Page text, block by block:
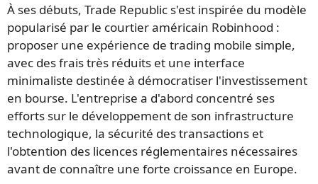
À ses débuts, Trade Republic s'est inspirée du modèle
popularisé par le courtier américain Robinhood :
proposer une expérience de trading mobile simple,
avec des frais très réduits et une interface
minimaliste destinée à démocratiser l'investissement
en bourse. L'entreprise a d'abord concentré ses
efforts sur le développement de son infrastructure
technologique, la sécurité des transactions et
l'obtention des licences réglementaires nécessaires
avant de connaître une forte croissance en Europe.